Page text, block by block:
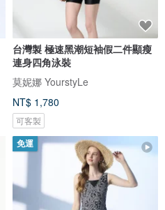
台灣製 極速黑潮短袖假二件顯瘦
連身四角泳裝
莫妮娜 YourstyLe
NT$ 1,780
可客製
免運